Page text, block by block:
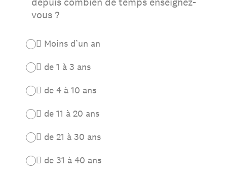
vous ?
 Moins d’un an
 de 1 à 3 ans
 de 4 à 10 ans
 de 11 à 20 ans
 de 21 à 30 ans
 de 31 à 40 ans